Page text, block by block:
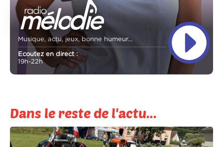
Musique, actu, jeux, bonne humeur...
Ecoutez en direct :
19h-22h
Dans le reste de l'actu...